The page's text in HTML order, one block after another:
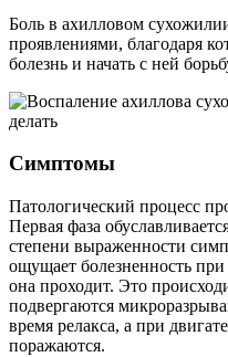
Боль в ахилловом
проявлениями, благодаря
болезнь и начать с ней
Симптомы
Патологический процесс
Первая фаза
степени выраженности
ощущает болезненность
она проходит. Это
подвергаются
время релакса, а при
поражаются.